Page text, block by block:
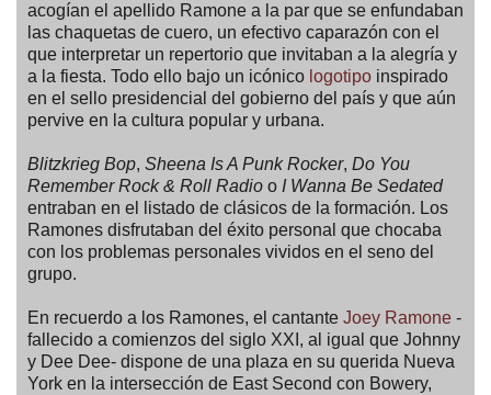
acogían el apellido Ramone a la par que se enfundaban
las chaquetas de cuero, un efectivo caparazón con el
que interpretar un repertorio que invitaban a la alegría y
a la fiesta. Todo ello bajo un icónico logotipo inspirado
en el sello presidencial del gobierno del país y que aún
pervive en la cultura popular y urbana.
Blitzkrieg Bop, Sheena Is A Punk Rocker, Do You
Remember Rock & Roll Radio o I Wanna Be Sedated
entraban en el listado de clásicos de la formación. Los
Ramones disfrutaban del éxito personal que chocaba
con los problemas personales vividos en el seno del
grupo.
En recuerdo a los Ramones, el cantante Joey Ramone -
fallecido a comienzos del siglo XXI, al igual que Johnny
y Dee Dee- dispone de una plaza en su querida Nueva
York en la intersección de East Second con Bowery,